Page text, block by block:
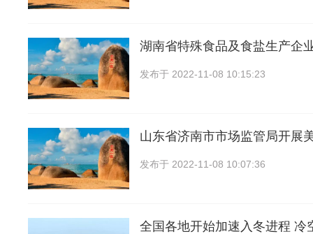
湖南省特殊食品及食盐生产企
发布于 2022-11-08 10:15:23
山东省济南市市场监管局开展
发布于 2022-11-08 10:07:36
全国各地开始加速入冬进程 冷